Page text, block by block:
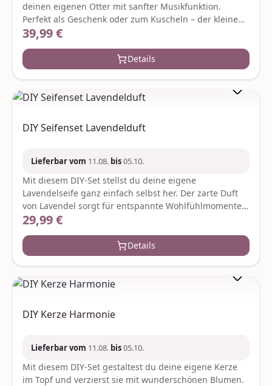
deinen eigenen Otter mit sanfter Musikfunktion.
Perfekt als Geschenk oder zum Kuscheln – der kleine
Otter bringt nicht nur Freude beim Häkeln sondern
Verfügbarkeit werden ggf. gleich- oder höherwertige
Ersatzartikel geliefert. Hersteller:Graine CreativeZae le
rondCS 70031gc@grainecreative.com
Regulärer Preis:
39,99 €
Details
DIY Seifenset Lavendelduft
Lieferbar vom 11.08. bis05.10.
Mit diesem DIY-Set stellst du deine eigene
Lavendelseife ganz einfach selbst her. Der zarte Duft
von Lavendel sorgt für entspannte Wohlfühlmomente
und macht jede Seife zu etwas Besonderem. Perfekt
– alles was du brauchst ist bereits im Set enthalten. Je
nach Verfügbarkeit werden ggf. gleich- oder
höherwertige Ersatzartikel geliefert. Hersteller:Graine
CreativeZae le rondCS 70031gc@grainecreative.com
Regulärer Preis:
29,99 €
Details
DIY Kerze Harmonie
Lieferbar vom 11.08. bis05.10.
Mit diesem DIY-Set gestaltest du deine eigene Kerze
im Topf und verzierst sie mit wunderschönen Blumen.